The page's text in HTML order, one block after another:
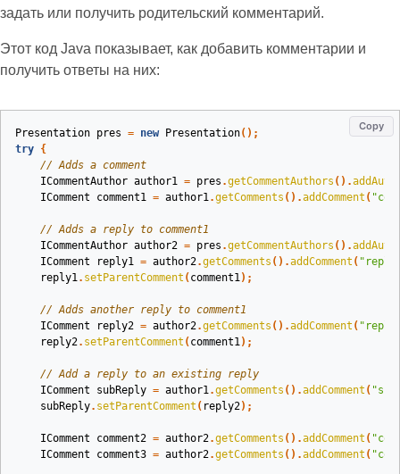
задать или получить родительский комментарий.
Этот код Java показывает, как добавить комментарии и
получить ответы на них:
Copy
Presentation pres = new Presentation();
try {
// Adds a comment
ICommentAuthor author1 = pres .getCommentAuthors ().
IComment
comment1 = author1.getComments ().addComment (
// Adds a reply to comment1
ICommentAuthor author2 = pres .getCommentAuthors ().
IComment
reply1 = author2.getComments ().addComment ( "reply
reply1. setParentComment ( comment1);
// Adds another reply to comment1
IComment
reply2 = author2.getComments ().addComment ( "reply
reply2. setParentComment ( comment1);
// Add a reply to an existing reply
IComment
subReply = author1.getComments ().addComment (
subReply. setParentComment ( reply2);
IComment comment2 = author2.getComments ().addComment (
IComment
comment3 = author2.getComments ().addComment (